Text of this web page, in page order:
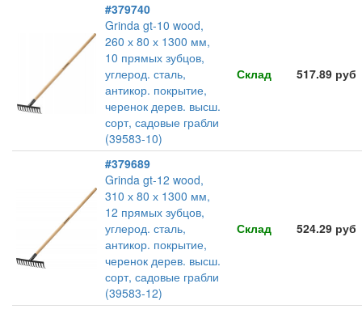
#379740
Grinda gt-10 wood,
260 х 80 х 1300 мм,
10 прямых зубцов,
углерод. сталь,
антикор. покрытие,
черенок дерев. высш.
сорт, садовые грабли
(39583-10)
Склад 517.89 руб
#379689
Grinda gt-12 wood,
310 х 80 х 1300 мм,
12 прямых зубцов,
углерод. сталь,
антикор. покрытие,
черенок дерев. высш.
сорт, садовые грабли
(39583-12)
Склад 524.29 руб